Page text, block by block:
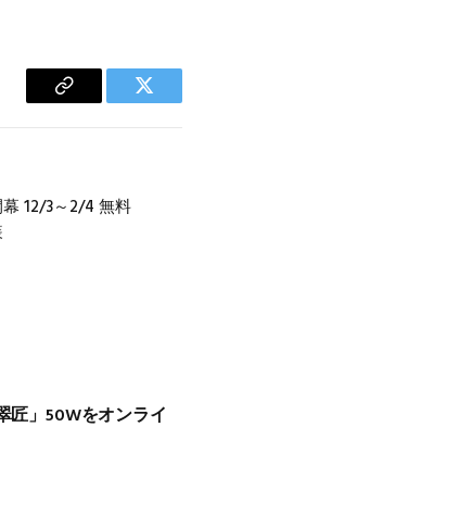
Copy
Twitter
幕 12/3～2/4 無料
匠」50Wをオンライ